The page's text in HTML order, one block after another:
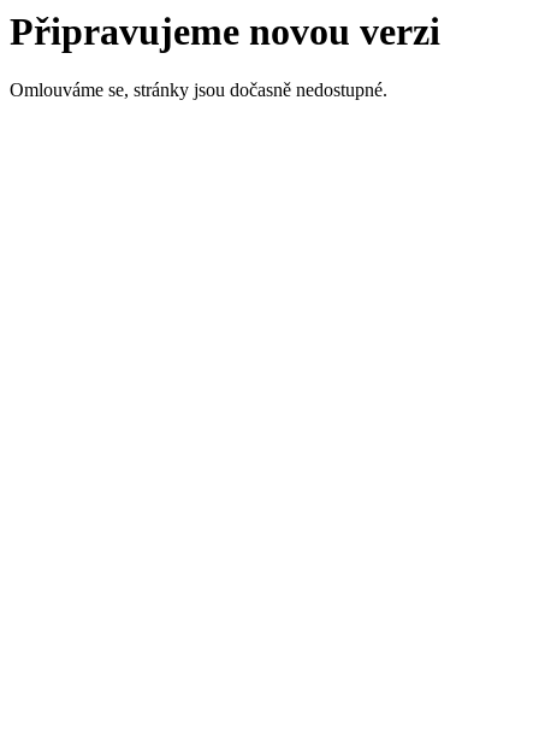
Připravujeme novou verzi
Omlouváme se, stránky jsou dočasně nedostupné.